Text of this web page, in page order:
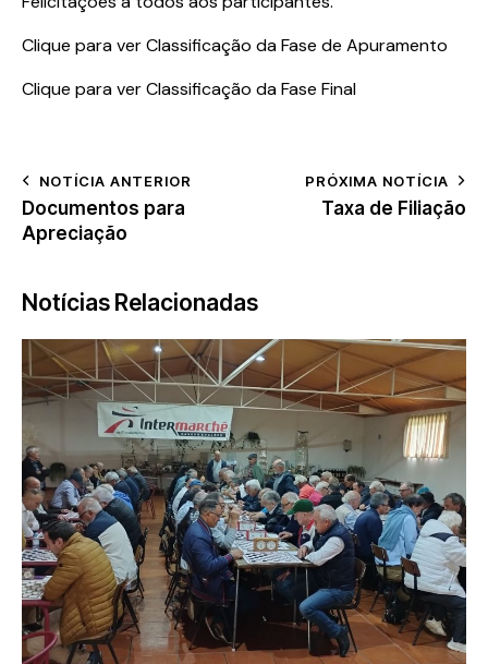
Clique para ver Classificação da Fase de Apuramento
Clique para ver Classificação da Fase Final
NOTÍCIA ANTERIOR
Documentos para
Apreciação
PRÓXIMA NOTÍCIA
Taxa de Filiação
Notícias Relacionadas